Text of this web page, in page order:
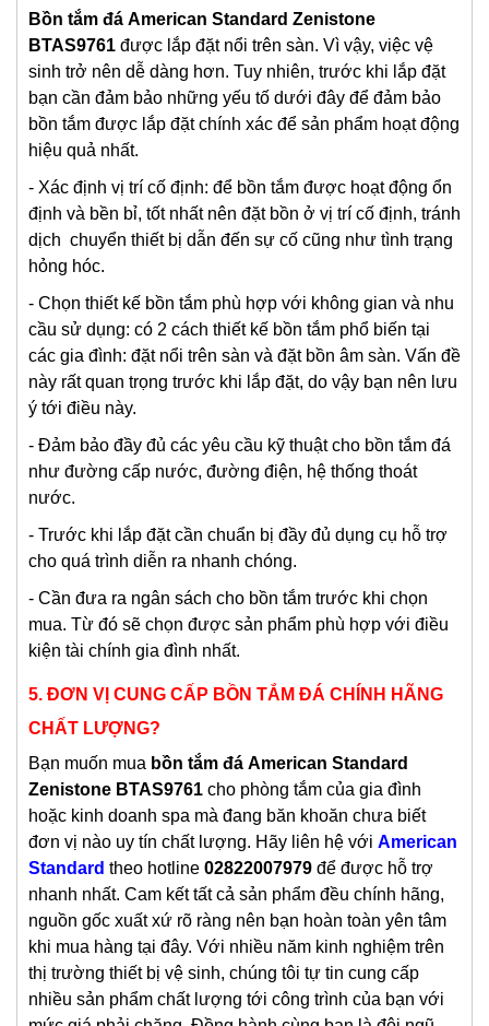
Bồn tắm đá American Standard Zenistone
BTAS9761 được lắp đặt nổi trên sàn. Vì vậy, việc vệ
sinh trở nên dễ dàng hơn. Tuy nhiên, trước khi lắp đặt
bạn cần đảm bảo những yếu tố dưới đây để đảm bảo
bồn tắm được lắp đặt chính xác để sản phẩm hoạt động
hiệu quả nhất.
- Xác định vị trí cố định: để bồn tắm được hoạt động ổn
định và bền bỉ, tốt nhất nên đặt bồn ở vị trí cố định, tránh
dịch chuyển thiết bị dẫn đến sự cố cũng như tình trạng
hỏng hóc.
- Chọn thiết kế bồn tắm phù hợp với không gian và nhu
cầu sử dụng: có 2 cách thiết kế bồn tắm phổ biến tại
các gia đình: đặt nổi trên sàn và đặt bồn âm sàn. Vấn đề
này rất quan trọng trước khi lắp đặt, do vậy bạn nên lưu
ý tới điều này.
- Đảm bảo đầy đủ các yêu cầu kỹ thuật cho bồn tắm đá
như đường cấp nước, đường điện, hệ thống thoát
nước.
- Trước khi lắp đặt cần chuẩn bị đầy đủ dụng cụ hỗ trợ
cho quá trình diễn ra nhanh chóng.
- Cần đưa ra ngân sách cho bồn tắm trước khi chọn
mua. Từ đó sẽ chọn được sản phẩm phù hợp với điều
kiện tài chính gia đình nhất.
5. ĐƠN VỊ CUNG CẤP BỒN TẮM ĐÁ CHÍNH HÃNG
CHẤT LƯỢNG?
Bạn muốn mua bồn tắm đá American Standard
Zenistone BTAS9761 cho phòng tắm của gia đình
hoặc kinh doanh spa mà đang băn khoăn chưa biết
đơn vị nào uy tín chất lượng. Hãy liên hệ với American
Standard theo hotline 02822007979 để được hỗ trợ
nhanh nhất. Cam kết tất cả sản phẩm đều chính hãng,
nguồn gốc xuất xứ rõ ràng nên bạn hoàn toàn yên tâm
khi mua hàng tại đây. Với nhiều năm kinh nghiệm trên
thị trường thiết bị vệ sinh, chúng tôi tự tin cung cấp
nhiều sản phẩm chất lượng tới công trình của bạn với